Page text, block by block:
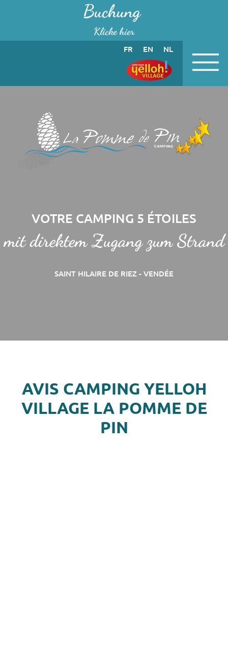
Buchung
Klicke hier
FR EN NL
VOTRE CAMPING 5 ÉTOILES
mit direktem Zugang zum Strand
SAINT HILAIRE DE RIEZ - VENDÉE
AVIS CAMPING YELLOH
VILLAGE LA POMME DE
PIN